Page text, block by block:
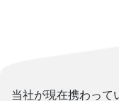
当社が現在携わって